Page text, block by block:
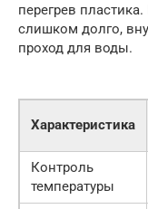
перегрев
слишком долго,
проход для воды.
Характеристика
Контроль
температуры